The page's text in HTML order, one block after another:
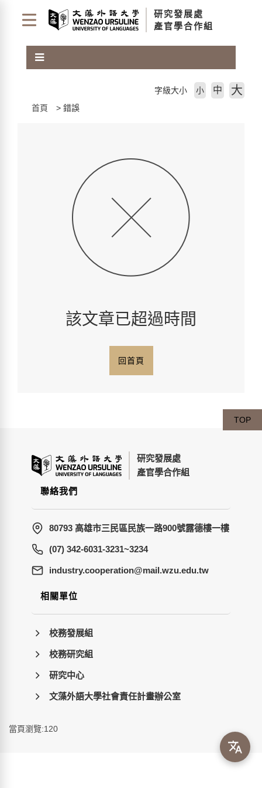
首頁
錯誤
字級大小 小 中 大
該文章已超過時間
回首頁
研究發展處
產官學合作組
聯絡我們
80793 高雄市三民區民族一路900號露德樓一樓
(07) 342-6031-3231~3234
wt.ude.uzw.liam@noitarepooc.yrtsudni
相關單位
校務發展組
校務研究組
研究中心
文藻外語大學社會責任計畫辦公室
當頁瀏覽:120
TOP
研究發展處
產官學合作組